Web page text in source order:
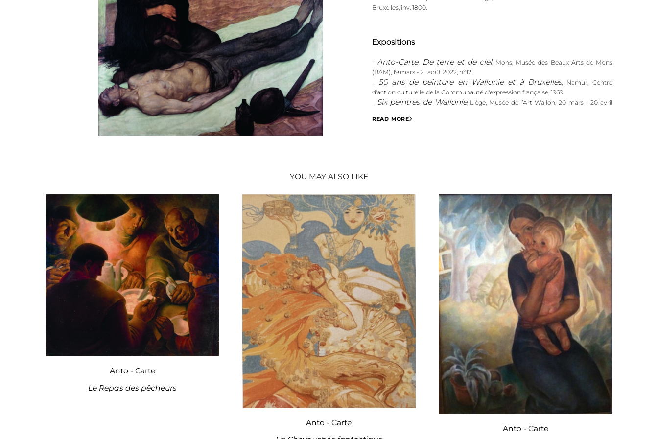
Bruxelles, inv. 1800.
Expositions
- Anto-Carte. De terre et de ciel, Mons, Musée des Beaux-Arts de Mons
(BAM), 19 mars - 21 août 2022, n°12.
- 50 ans de peinture en Wallonie et à Bruxelles, Namur, Centre
d'action culturelle de la Communauté d'expression française, 1969.
- Six peintres de Wallonie, Liège, Musée de l’Art Wallon, 20 mars - 20 avril
Musée des Beaux-Arts, 5 - 29 juin 1966, n°5.
Anto-Carte. De terre et de ciel
2022, ill. p. 29.
- DE REYMAEKER Michel, EECKMAN Françoise et GILLEMON Danièle,
Léon
Navez : une peinture de l’âme / een schilderij van de ziel, Binche,
s.n., 2015, ill. p. 42.
- CENTRE D’ACTION CULTURELLE DE LA COMMUNAUTÉ D’EXPRESSION
FRANÇAISE (dir.),
50 ans de peinture en Wallonie et à Bruxelles,
Andenne, s.n., 1969, ill. s.p.
- MAMBOUR Josée
et al.,Six peintres de Wallonie
, Marcinelle, s.n., 1966, ill.
s.p.
- PALAIS DES BEAUX-ARTS DE BRUXELLES (dir.),Anto-Carte. Exposition
organisée en collaboration avec l'a.s.b.l. "Les Peintres du
Hainaut", Bruxelles, s.n., 1959, ill. s.p.
READ MORE
YOU MAY ALSO LIKE
Anto - Carte
Le Repas des pêcheurs
Anto - Carte
Anto - Carte